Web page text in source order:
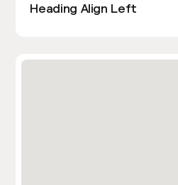
Heading Align Left